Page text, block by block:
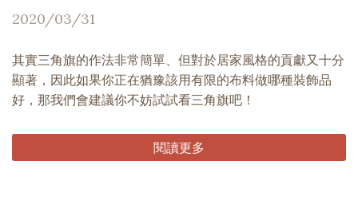
2020/03/31
其實三角旗的作法非常簡單、但對於居家風格的貢獻又十分
顯著，因此如果你正在猶豫該用有限的布料做哪種裝飾品
好，那我們會建議你不妨試試看三角旗吧！
閱讀更多